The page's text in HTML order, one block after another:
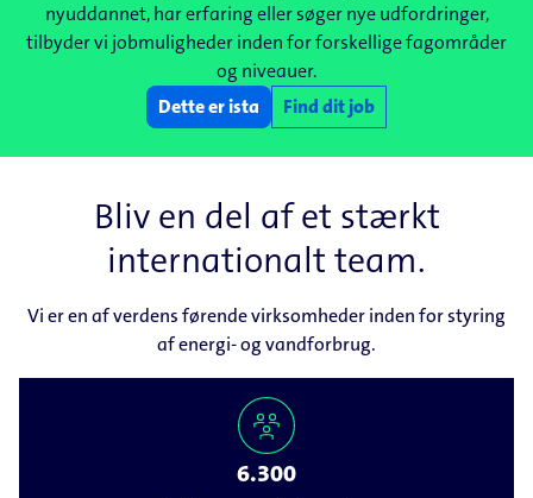
nyuddannet, har erfaring eller søger nye udfordringer,
tilbyder vi jobmuligheder inden for forskellige fagområder
og niveauer.
Dette er ista
Find dit job
Bliv en del af et stærkt
internationalt team.
Vi er en af verdens førende virksomheder inden for styring
af energi- og vandforbrug.
6.300